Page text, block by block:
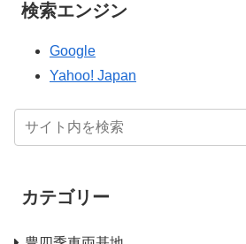
検索エンジン
Google
Yahoo! Japan
カテゴリー